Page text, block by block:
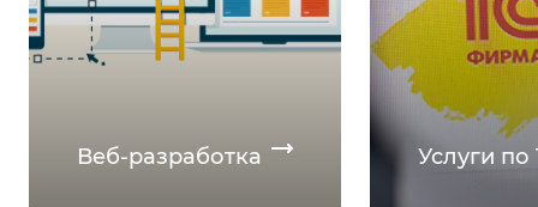
Веб-разработка Услуги по